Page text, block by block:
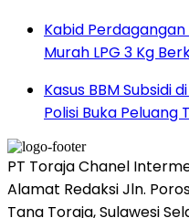
Kabid
Murah LPG 3 Kg
Kasus BBM Subsidi
Polisi Buka Peluang
PT Toraja Chanel
Alamat Redaksi Jln.
Tana Toraja, Sulawesi